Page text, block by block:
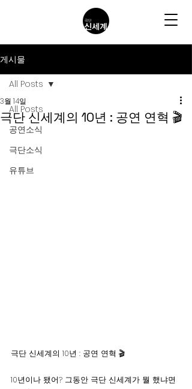
게시물
All Posts
공연소식
극단소식
유튜브
All Posts
극단 신세계의 10년 : 공연 연혁 🎬
3월 14일
극단 신세계의 10년 : 공연 연혁 🎬
10년이나 됐어? 그동안 극단 신세계가 뭘 했냐면